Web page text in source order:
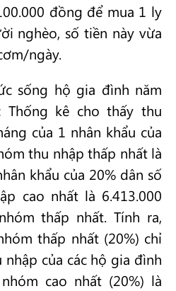
đồng để mua 1 ly
nghèo, số tiền này vừa
ngày.
sống hộ gia đình năm
Thống kê cho thấy thu
của 1 nhân khẩu của
thu nhập thấp nhất là
khẩu của 20% dân số
cao nhất là 6.413.000
thấp nhất. Tính ra,
thấp nhất (20%) chỉ
của các hộ gia đình
cao nhất (20%) là